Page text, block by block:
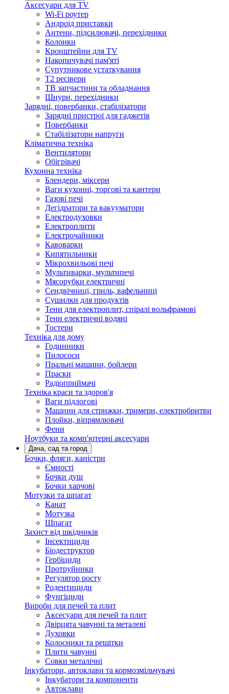
Аксесуари для TV
Wi-Fi роутер
Андроід приставки
Антени, підсилювачі, перехідники
Колонки
Кронштейни для TV
Накопичувачі пам'яті
Супутникове устаткування
Т2 ресівери
ТВ запчастини та обладнання
Шнури, перехідники
Зарядні, повербанки, стабілізатори
Зарядні пристрої для гаджетів
Повербанки
Стабілізатори напруги
Кліматична техніка
Вентилятори
Обігрівачі
Кухонна техніка
Блендери, міксери
Ваги кухонні, торгові та кантери
Газові печі
Дегідратори та вакууматори
Електродуховки
Електроплити
Електрочайники
Кавоварки
Кипятильники
Мікрохвильові печі
Мультиварки, мультипечі
Мясорубки електричні
Сендвічниці, гриль, вафельниці
Сушилки для продуктів
Тени для електроплит, спіралі вольфрамові
Тени електричні водяні
Тостери
Техніка для дому
Годинники
Пилососи
Пральні машини, бойлери
Праски
Радіоприймачі
Техніка краси та здоров'я
Ваги підлогові
Машини для стрижки, тримери, електробритви
Плойки, віпрямлювачі
Фени
Ноутбуки та комп'ютерні аксесуари
Дача, сад та город
Бочки, фляги, каністри
Ємності
Бочки душ
Бочки харчові
Мотузки та шпагат
Канат
Мотузка
Шпагат
Захист від шкідників
Інсектициди
Біодеструктор
Гербіциди
Протруйники
Регулятор росту
Родентициди
Фунгіциди
Вироби для печей та плит
Аксесуари для печей та плит
Двірцята чавунні та металеві
Духовки
Колосники та решітки
Плити чавунні
Совки металічні
Інкубатори, автоклави та кормозмільчувачі
Інкубатори та компоненти
Автоклави